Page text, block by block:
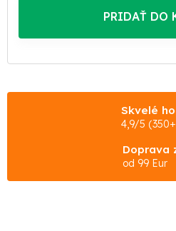
PRIDAŤ DO
Skvelé
4,9/5
Doprava
od 99 Eur